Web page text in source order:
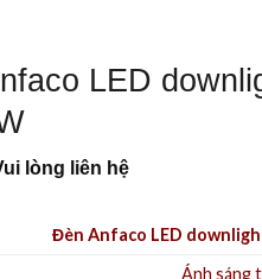
LED
lòng liên hệ
Đèn Anfaco LED
Ánh sáng